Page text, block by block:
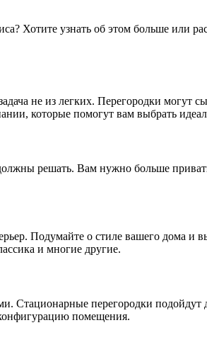
? Хотите узнать об этом больше или
не из легких. Перегородки
которые помогут вам выбрать
решать. Вам нужно больше
Подумайте о стиле вашего дома и
и многие другие.
перегородки подойдут
помещения.